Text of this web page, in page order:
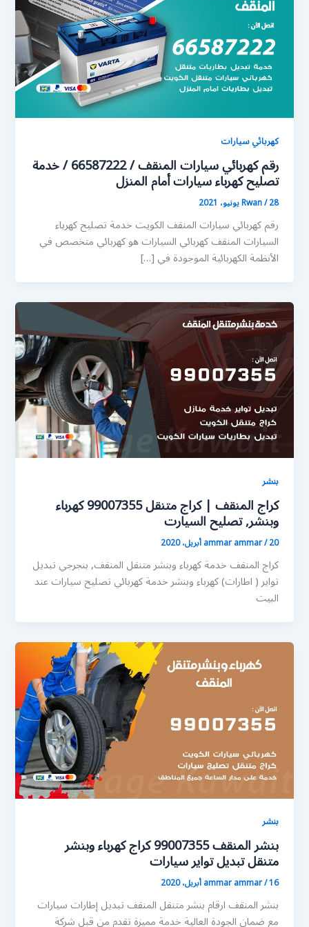
كهربائي سيارات
رقم كهربائي سيارات المنقف / 66587222 / خدمة
تصليح كهرباء سيارات أمام المنزل
Rwan/28 يونيو، 2021
رقم كهربائي سيارات المنقف الكويت خدمة تصليح كهرباء
السيارات المنقف كهربائي السيارات هو كهربائي متخصص في
الأنظمة الكهربائية الموجودة في […]
بنشر
كراج المنقف | كراج متنقل 99007355 كهرباء
وبنشر, تصليح السيارت
ammar ammar/20 أبريل، 2020
كراج المنقف خدمة كهرباء وبنشر متنقل المنقف, بنجرجي تبديل
تواير ( اطارات) كهرباء وبنشر خدمة كهربائي تصليح سيارات عند
البيت
بنشر
بنشر المنقف 99007355 كراج كهرباء وبنشر
متنقل تبديل تواير سيارات
ammar ammar/16 أبريل، 2020
بنشر المنقف ارقام بنشر متنقل المنقف تبديل إطارات سيارات
مع ضمان الجودة العالية خدمة مميزة تقدم من قبل شركة